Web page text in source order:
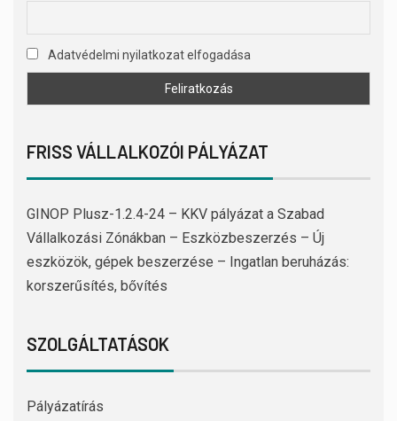
Adatvédelmi nyilatkozat elfogadása
FRISS VÁLLALKOZÓI PÁLYÁZAT
GINOP Plusz-1.2.4-24 – KKV pályázat a Szabad
Vállalkozási Zónákban – Eszközbeszerzés – Új
eszközök, gépek beszerzése – Ingatlan beruházás:
korszerűsítés, bővítés
SZOLGÁLTATÁSOK
Pályázatírás